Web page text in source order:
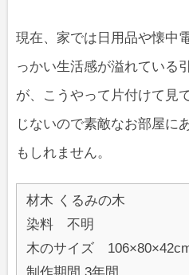
現在、家では日用品や懐中
っかい生活感が溢れている
が、こうやって片付けて見
じないので素敵なお部屋に
もしれません。
材木 くるみの木
染料 不明
木のサイズ